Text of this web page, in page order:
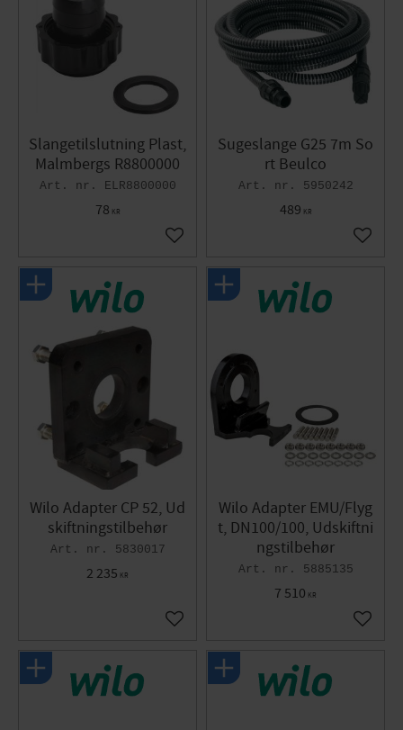
Slangetilslutning Plast,
Malmbergs R8800000
ELR8800000
78 KR
Gem som favorit
Sugeslange G25 7m So
rt Beulco
5950242
489 KR
Gem
Wilo Adapter CP 52, Ud
skiftningstilbehør
5830017
2 235 KR
Gem som favorit
Wilo Adapter EMU/Flyg
t, DN100/100, Udskiftni
ngstilbehør
5885135
7 510 KR
Gem